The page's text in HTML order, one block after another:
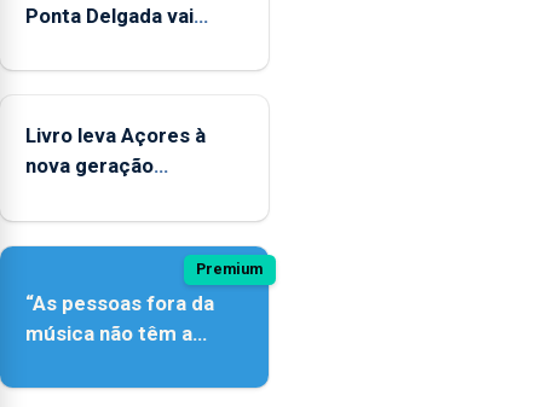
Ponta Delgada vai
instrumentos
Livro leva Açores à
nova geração
Premium
“As pessoas fora da
música não têm a
produzir uma música”